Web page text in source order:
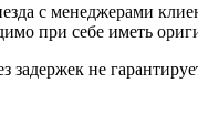
с менеджерами
при себе иметь
не